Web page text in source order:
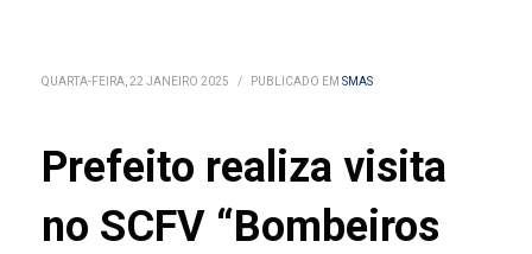
QUARTA-FEIRA, 22 JANEIRO 2025 / PUBLICADO EM SMAS
Prefeito realiza visita
no SCFV “Bombeiros